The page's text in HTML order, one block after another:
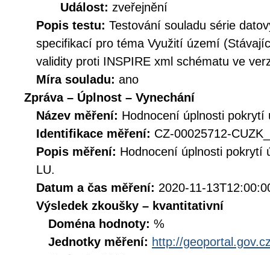
Událost: zveřejnění
Popis testu: Testování souladu série
specifikací pro téma Využití území
validity proti INSPIRE xml schématu ve
Míra souladu: ano
Zpráva – Úplnost – Vynechání
Název měření: Hodnocení úplnosti
Identifikace měření: CZ-00025712-
Popis měření: Hodnocení úplnosti pokrytí
LU.
Datum a čas měření: 2020-11-
Výsledek zkoušky – kvantitativní
Doména hodnoty: %
Jednotky měření: http://